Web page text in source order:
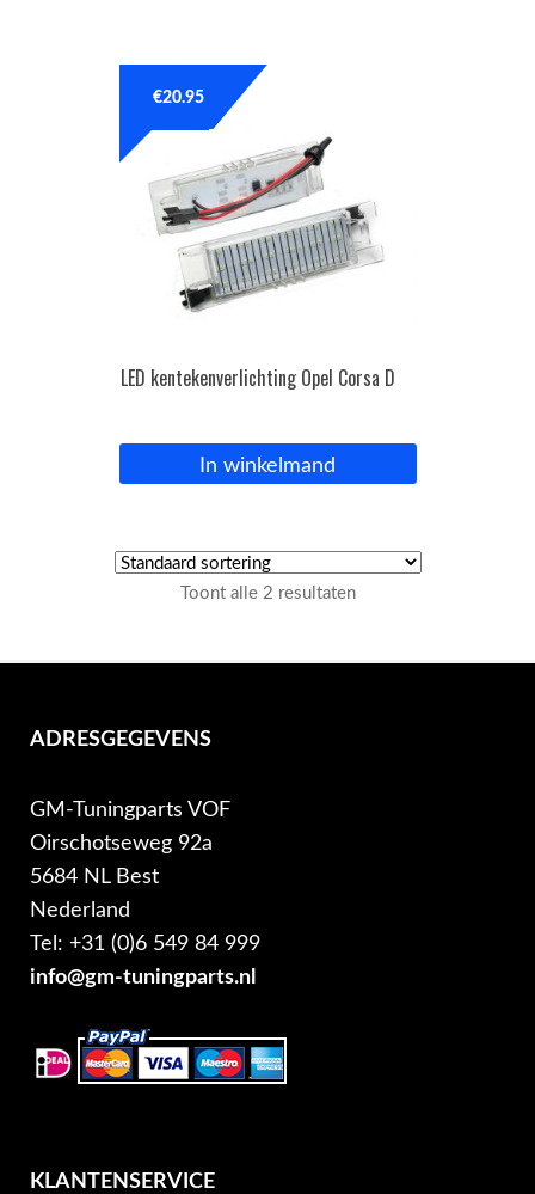
LED kentekenverlichting Opel Corsa D
€20.95
In winkelmand
Toont alle 2 resultaten
ADRESGEGEVENS
GM-Tuningparts VOF
Oirschotseweg 92a
5684 NL Best
Nederland
Tel: +31 (0)6 549 84 999
info@gm-tuningparts.nl
KLANTENSERVICE